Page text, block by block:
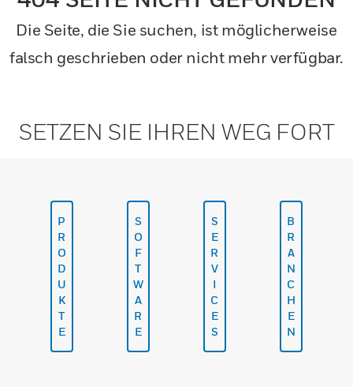
Die Seite, die Sie suchen, ist möglicherweise
falsch geschrieben oder nicht mehr verfügbar.
SETZEN SIE IHREN WEG FORT
P
R
O
D
U
K
T
E
S
O
F
T
W
A
R
E
S
E
R
V
I
C
E
S
B
R
A
N
C
H
E
N